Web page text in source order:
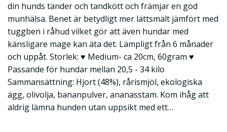
din hunds tänder och tandkött och främjar en god
munhälsa. Benet är betydligt mer lättsmält jämfört med
tuggben i råhud vilket gör att även hundar med
känsligare mage kan äta det. Lämpligt från 6 månader
och uppåt. Storlek: ♥ Medium- ca 20cm, 60gram ♥
Passande för hundar mellan 20,5 - 34 kilo
Sammansättning: Hjort (48%), rårismjöl, ekologiska
ägg, olivolja, bananpulver, ananasstam. Kom ihåg att
aldrig lämna hunden utan uppsikt med ett…